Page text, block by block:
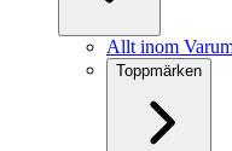
Allt inom
Toppmärken